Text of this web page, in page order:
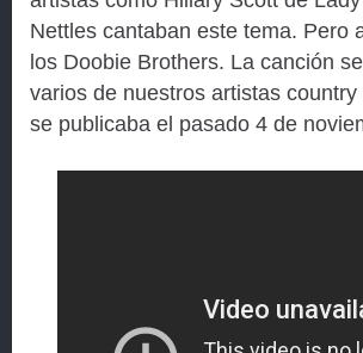
Nettles cantaban este tema. Pero
los Doobie Brothers. La canción
varios de nuestros artistas
se publicaba el pasado 4 de